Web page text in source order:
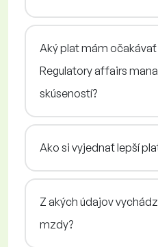
Aký plat mám
Regulatory affairs
skúseností?
Ako si vyjednať lepší
Z akých údajov
mzdy?